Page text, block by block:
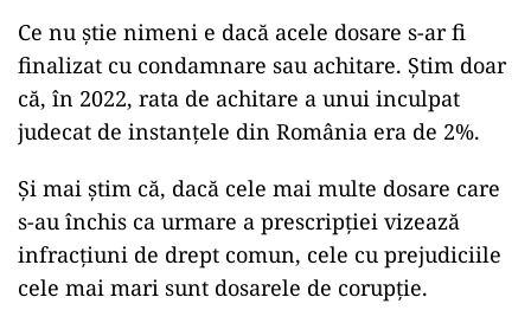
Ce nu știe nimeni e dacă acele dosare s-ar fi
finalizat cu condamnare sau achitare. Știm doar
că, în 2022, rata de achitare a unui inculpat
judecat de instanțele din România era de 2%.
Și mai știm că, dacă cele mai multe dosare care
s-au închis ca urmare a prescripției vizează
infracțiuni de drept comun, cele cu prejudiciile
cele mai mari sunt dosarele de corupție.